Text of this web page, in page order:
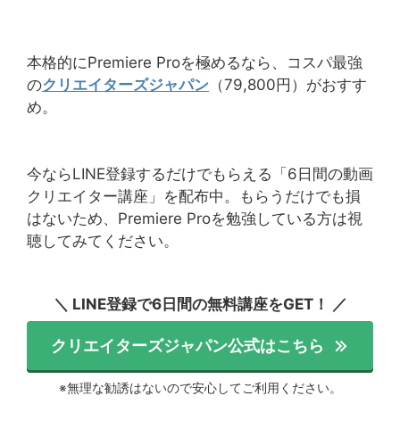
本格的にPremiere Proを極めるなら、コスパ最強
のクリエイターズジャパン （79,800円）がおすす
め。
今ならLINE登録するだけでもらえる「6日間の動画
クリエイター講座」を配布中。もらうだけでも損
はないため、Premiere Proを勉強している方は視
聴してみてください。
＼ LINE登録で6日間の無料講座をGET！ ／
クリエイターズジャパン公式はこちら
※無理な勧誘はないので安心してご利用ください。